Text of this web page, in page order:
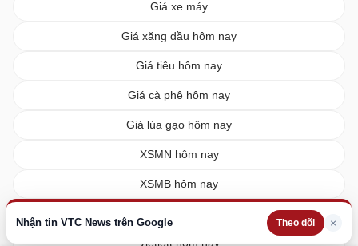
Nhận tin VTC News trên Google Theo dõi ×
Giá xe máy
Giá xăng dầu hôm nay
Giá tiêu hôm nay
Giá cà phê hôm nay
Giá lúa gạo hôm nay
XSMN hôm nay
XSMB hôm nay
Vietlott hôm nay